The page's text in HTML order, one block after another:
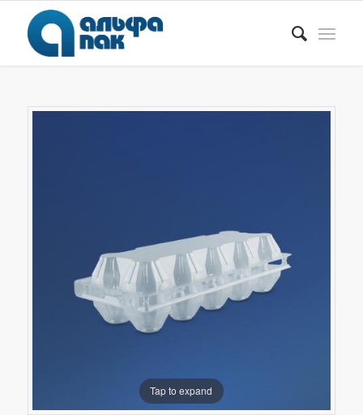
Tap to expand